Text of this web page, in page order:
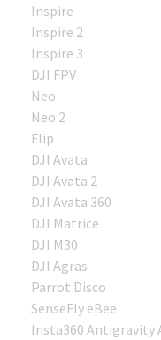
Inspire
Inspire 2
Inspire 3
DJI FPV
Neo
Neo 2
Flip
DJI Avata
DJI Avata 2
DJI Avata 360
DJI Matrice
DJI M30
DJI Agras
Parrot Disco
SenseFly eBee
Insta360 Antigravity